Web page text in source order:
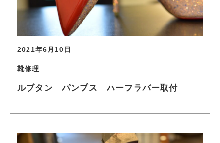
2021年6月10日
靴修理
ルブタン パンプス ハーフラバー取付